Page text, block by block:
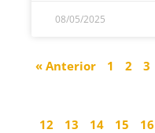
08/05/2025
« Anterior 1 2 3
12 13 14 15 16